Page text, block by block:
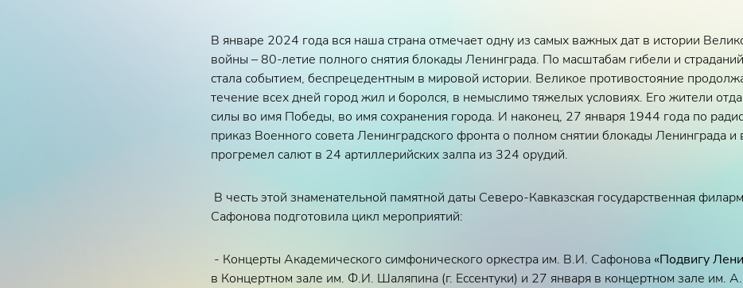
В январе 2024 года вся наша страна отмечает одну из самых важных дат в истории
войны – 80-летие полного снятия блокады Ленинграда. По масштабам гибели и
стала событием, беспрецедентным в мировой истории. Великое противостояние
течение всех дней город жил и боролся, в немыслимо тяжелых условиях. Его жители
силы во имя Победы, во имя сохранения города. И наконец, 27 января 1944 года по
приказ Военного совета Ленинградского фронта о полном снятии блокады Ленинграда и
прогремел салют в 24 артиллерийских залпа из 324 орудий.
В честь этой знаменательной памятной даты Северо-Кавказская государственная
Сафонова подготовила цикл мероприятий:
- Концерты Академического симфонического оркестра им. В.И. Сафонова «Подвигу
в Концертном зале им. Ф.И. Шаляпина (г. Ессентуки) и 27 января в концертном зале им. А.